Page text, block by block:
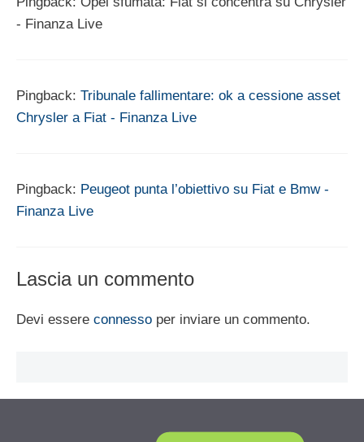
- Finanza Live
Pingback: Tribunale fallimentare: ok a cessione asset
Chrysler a Fiat - Finanza Live
Pingback: Peugeot punta l’obiettivo su Fiat e Bmw -
Finanza Live
Lascia un commento
Devi essere connesso per inviare un commento.